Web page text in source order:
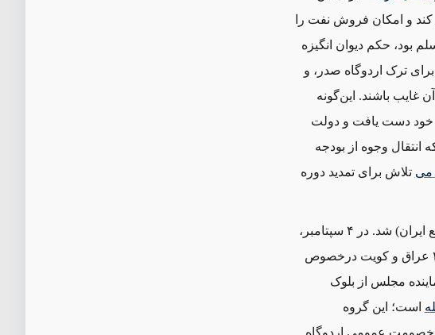
کند و امکان فروش نفت را
اقلیم کردستان بدهد. هرچند نقاط ضعف چارچوب ۲۰۰۷ مسلم بود، حکم دیوان انگیزه
ترک اردوگاه صدر، و
غایب باشند. این‌گونه
خود دست یافت و دولت
انتقال وجوه از بودجه
می تلاش برای تمدید دوره
موارد سیاسی دیگر نیز منجر به صدور احکام جنجالی (و به‌ویژه به نفع ایران) شد. در ۴ سپتامبر،
که رسمیت موافقت‌نامه سال ۲۰۱۲ عراق و کویت درخصوص
مجلس از بلوک
است؛ این گروه
خصومت عمومی اردوگاه